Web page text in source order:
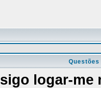
logar-me